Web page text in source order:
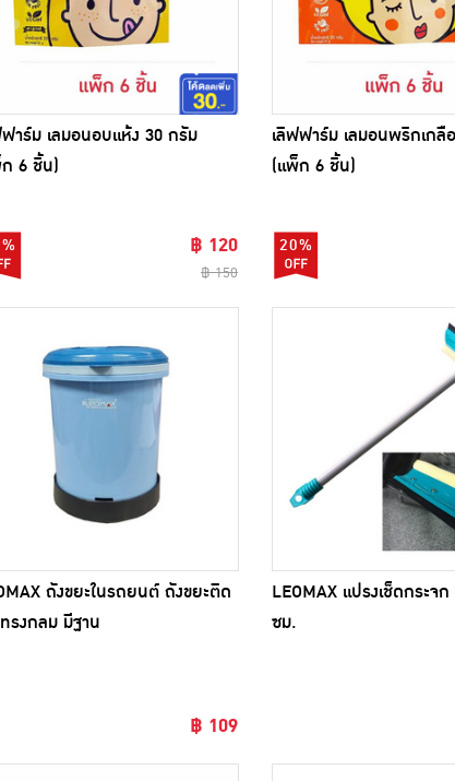
าร์ม เลมอนอบแห้ง 30 กรัม
6 ชิ้น)
฿ 120
฿ 150
เลิฟฟาร์ม เลมอนพริกเกลื
(แพ็ก 6 ชิ้น)
20%
ถังขยะในรถยนต์ ถังขยะติด
รงกลม มีฐาน
฿ 109
LEOMAX แปรงเช็ดกระจ
ซม.